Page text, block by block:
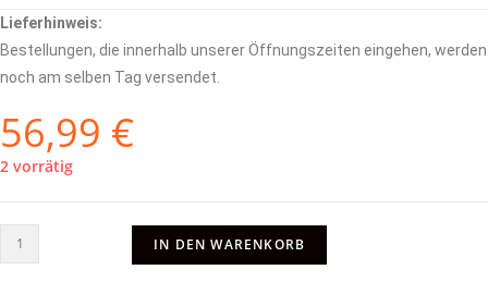
Lieferhinweis:
Bestellungen, die innerhalb unserer Öffnungszeiten eingehen, werden
noch am selben Tag versendet.
56,99 €
2 vorrätig
IN DEN WARENKORB